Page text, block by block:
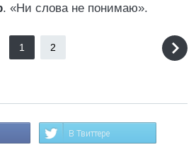
. «Ни слова не понимаю».
1 2
В Твиттере